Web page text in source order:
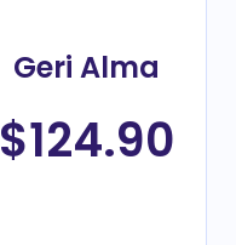
Geri Alma
$124.90